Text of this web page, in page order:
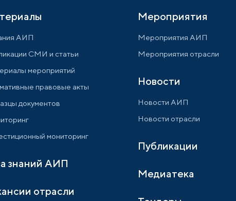
АИП
СМИ и статьи
мероприятий
правовые акты
документов
мониторинг
знаний АИП
отрасли
Мероприятия
Мероприятия АИП
Мероприятия отрасли
Новости
Новости АИП
Новости отрасли
Публикации
Медиатека